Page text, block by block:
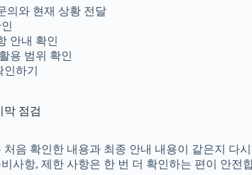
의와 현재 상황 전달
안내 확인
용 범위 확인
하기
막 점검
음 확인한 내용과 최종 안내 내용이 같은지 다
사항, 제한 사항은 한 번 더 확인하는 편이 안전